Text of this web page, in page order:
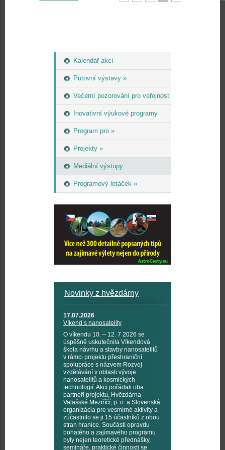
Kalendář akcí
Putovní výstavy »
Večerní pozorování pro veřejnost
Inovativní výukové programy
Program pro »
Projekty »
Mediální výstupy
Programový letáček »
Novinky z hvězdárny
17.07.2026
Víkend s nanosatelity
O víkendu 10. – 12. 7 2026 se
úspěšně uskutečnila Víkendová
škola návrhu a stavby nanosatelitů
v rámci projektu přeshraniční
spolupráce s názvem Rozvoj
vzdělávání v oblasti vývoje
nanosatelitů a kosmických
technologií. Akci pořádali oba
partneři projektu, Hvězdárna
Valašské Meziříčí, p. o. a Slovenská
organizácia pre vesmírné aktivity a
zúčastnilo se ji 15 účastníků z obou
stran hranice. Součástí opravdu
bohatého a zajímavého programu
byly nejen teoretické přednášky,
semináře, praktické činnosti se